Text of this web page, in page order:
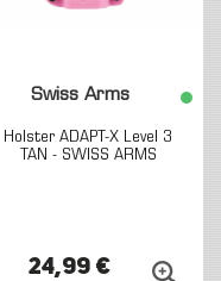
Swiss Arms
Holster ADAPT-X Level 3
TAN - SWISS ARMS
24,99 €